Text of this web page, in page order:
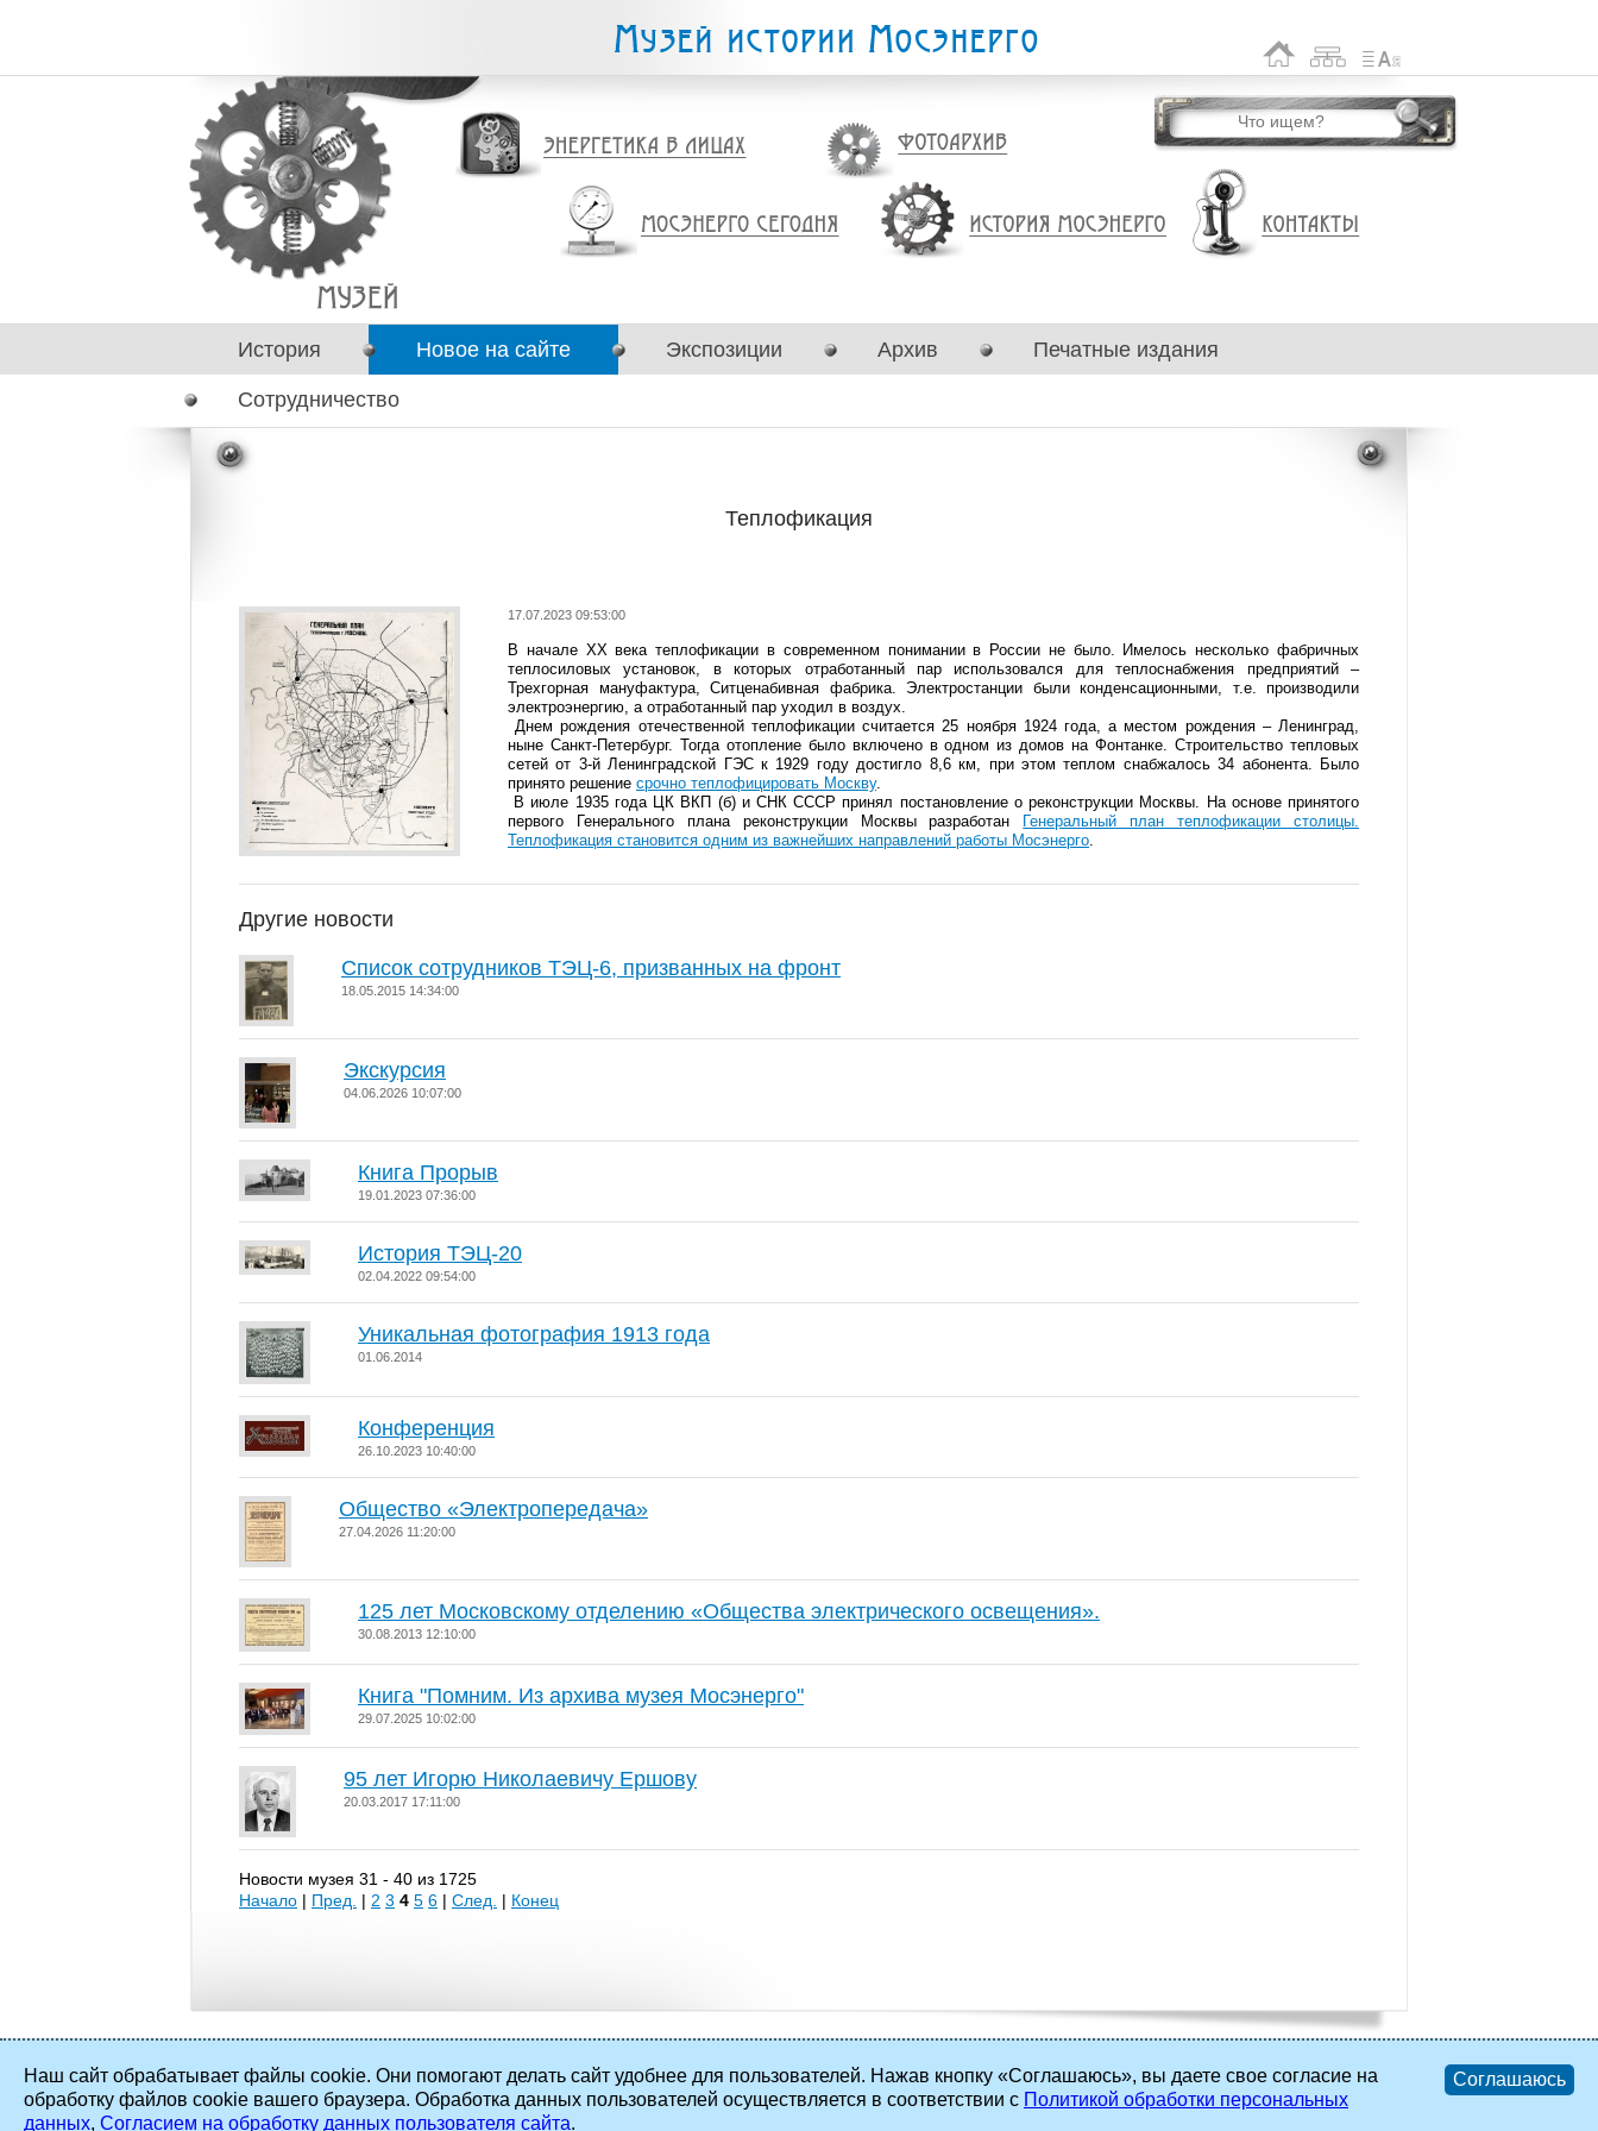
История Новое на сайте Экспозиции Архив Печатные издания
Сотрудничество
Теплофикация
17.07.2023 09:53:00
В начале ХХ века теплофикации в современном понимании в России не было. Имелось несколько фабричных
теплосиловых установок, в которых отработанный пар использовался для теплоснабжения предприятий –
Трехгорная мануфактура, Ситценабивная фабрика. Электростанции были конденсационными, т.е. производили
электроэнергию, а отработанный пар уходил в воздух.
Днем рождения отечественной теплофикации считается 25 ноября 1924 года, а местом рождения – Ленинград,
ныне Санкт-Петербург. Тогда отопление было включено в одном из домов на Фонтанке. Строительство тепловых
сетей от 3-й Ленинградской ГЭС к 1929 году достигло 8,6 км, при этом теплом снабжалось 34 абонента. Было
принято решение срочно теплофицировать Москву.
В июле 1935 года ЦК ВКП (б) и СНК СССР принял постановление о реконструкции Москвы. На основе принятого
первого Генерального плана реконструкции Москвы разработан
Генеральный план теплофикации столицы.
Теплофикация становится одним из важнейших направлений работы Мосэнерго.
Другие новости
Список сотрудников ТЭЦ-6, призванных на фронт
18.05.2015 14:34:00
Экскурсия
04.06.2026 10:07:00
Книга Прорыв
19.01.2023 07:36:00
История ТЭЦ-20
02.04.2022 09:54:00
Уникальная фотография 1913 года
01.06.2014
Конференция
26.10.2023 10:40:00
Общество «Электропередача»
27.04.2026 11:20:00
125 лет Московскому отделению «Общества электрического освещения».
30.08.2013 12:10:00
Книга "Помним. Из архива музея Мосэнерго"
29.07.2025 10:02:00
95 лет Игорю Николаевичу Ершову
20.03.2017 17:11:00
Новости музея 31 - 40 из 1725
Начало | Пред. | 2 3 4 5 6 | След. | Конец
2002 - 2026 ©ПАО «Мосэнерго». Все права защищены.
Наш сайт обрабатывает файлы cookie. Они помогают делать сайт удобнее для пользователей. Нажав кнопку «Соглашаюсь», вы даете свое согласие на
обработку файлов cookie вашего браузера. Обработка данных пользователей осуществляется в соответствии с Политикой обработки персональных
данных, Согласием на обработку данных пользователя сайта.
Соглашаюсь